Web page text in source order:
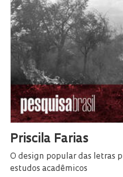
Priscila Farias
O design popular das letras
estudos acadêmicos